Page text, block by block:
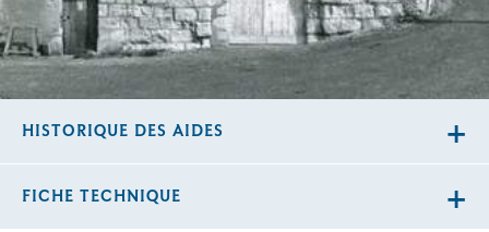
HISTORIQUE DES AIDES
FICHE TECHNIQUE